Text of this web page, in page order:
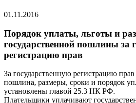
01.11.2016
Порядок уплаты, льготы и
государственной пошлины за
регистрацию прав
За государственную регистрацию прав
пошлина, размеры, сроки и порядок
установлены главой 25.3 НК РФ.
Плательщики уплачивают